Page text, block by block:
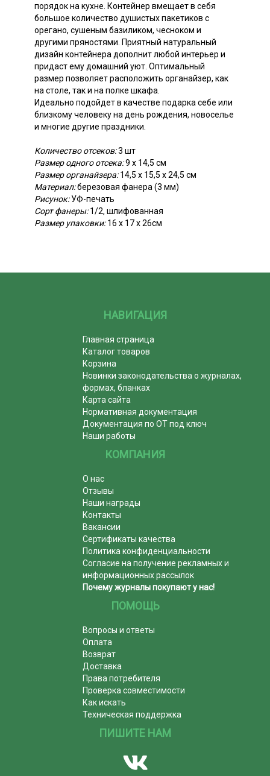
порядок на кухне. Контейнер вмещает в себя
большое количество душистых пакетиков с
орегано, сушеным базиликом, чесноком и
другими пряностями. Приятный натуральный
дизайн контейнера дополнит любой интерьер и
придаст ему домашний уют. Оптимальный
размер позволяет расположить органайзер, как
на столе, так и на полке шкафа.
Идеально подойдет в качестве подарка себе или
близкому человеку на день рождения, новоселье
и многие другие праздники.
Количество отсеков:3 шт
Размер одного отсека:9 х 14,5 см
Размер органайзера:14,5 х 15,5 х 24,5 см
Материал:березовая фанера (3 мм)
Рисунок:УФ-печать
Сорт фанеры:1/2, шлифованная
Размер упаковки:16 х 17 х 26см
НАВИГАЦИЯ
Главная страница
Каталог товаров
Корзина
Новинки законодательства о журналах,
формах, бланках
Карта сайта
Нормативная документация
Документация по ОТ под ключ
Наши работы
КОМПАНИЯ
О нас
Отзывы
Наши награды
Контакты
Вакансии
Сертификаты качества
Политика конфиденциальности
Согласие на получение рекламных и
информационных рассылок
Почему журналы покупают у нас!
ПОМОЩЬ
Вопросы и ответы
Оплата
Возврат
Доставка
Права потребителя
Проверка совместимости
Как искать
Техническая поддержка
ПИШИТЕ НАМ